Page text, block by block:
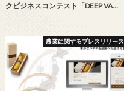
クビジネスコンテスト「DEEP VA…
農業に関するプレスリリース